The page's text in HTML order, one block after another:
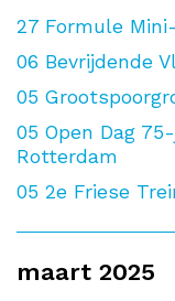
27 Formule
06 Bevrijdende
05
05 Open Dag
Rotterdam
05 2e Friese
maart 2025